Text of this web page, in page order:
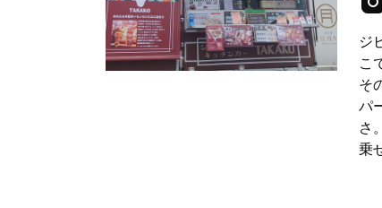
ジ
こ
そ
パ
さ
乗